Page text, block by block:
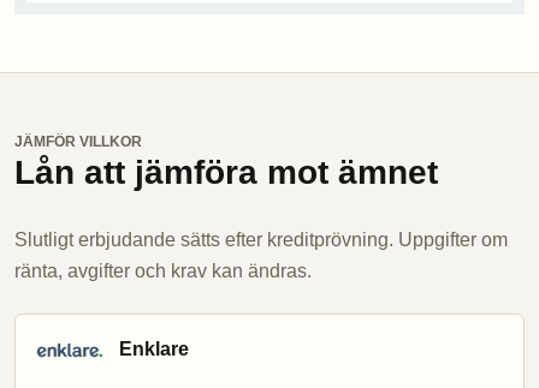
JÄMFÖR VILLKOR
Lån att jämföra mot ämnet
Slutligt erbjudande sätts efter kreditprövning. Uppgifter om
ränta, avgifter och krav kan ändras.
Enklare